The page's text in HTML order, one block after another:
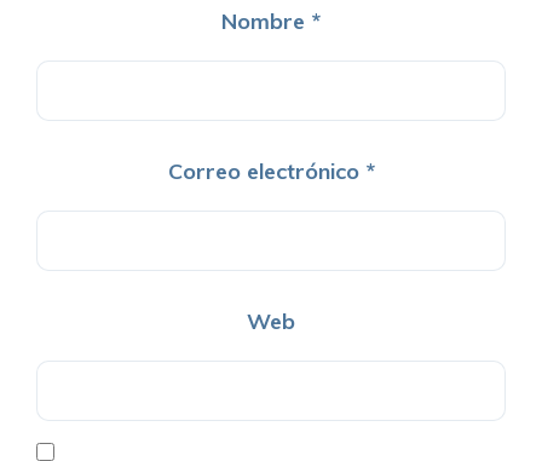
Nombre *
Correo electrónico *
Web